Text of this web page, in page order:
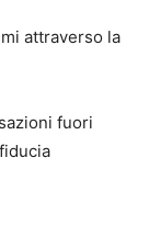
attraverso la
fuori